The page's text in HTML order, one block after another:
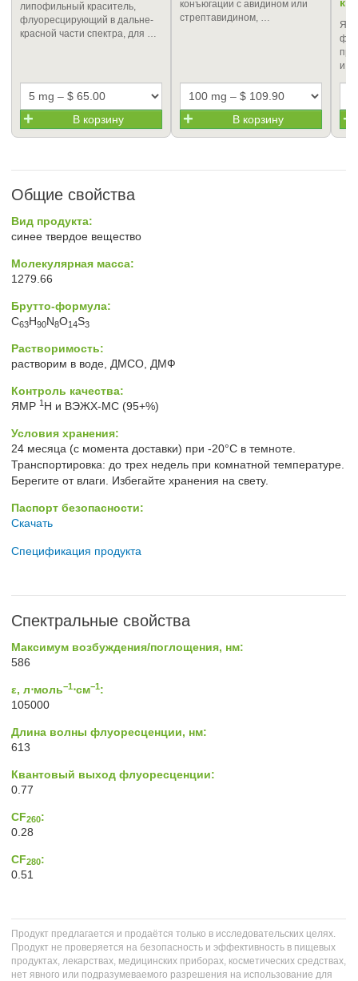
липофильный краситель,
флуоресцирующий в дальне-
красной части спектра, для …
В корзину
конъюгации с авидином или
стрептавидином, …
В корзину
и
Общие свойства
Вид продукта:
синее твердое вещество
Молекулярная масса:
1279.66
Брутто-формула:
C63H90N8O14S3
Растворимость:
растворим в воде, ДМСО, ДМФ
Контроль качества:
ЯМР 1 H и ВЭЖХ-МС (95+%)
Условия хранения:
24 месяца (с момента доставки) при -20°C в темноте.
Транспортировка: до трех недель при комнатной температуре.
Берегите от влаги. Избегайте хранения на свету.
Паспорт безопасности:
Скачать
Спецификация продукта
Спектральные свойства
Максимум возбуждения/поглощения, нм:
586
ε, л⋅моль−1⋅см−1:
105000
Длина волны флуоресценции, нм:
613
Квантовый выход флуоресценции:
0.77
CF260:
0.28
CF280:
0.51
Продукт предлагается и продаётся только в исследовательских целях.
Продукт не проверяется на безопасность и эффективность в пищевых
продуктах, лекарствах, медицинских приборах, косметических средствах,
нет явного или подразумеваемого разрешения на использование для